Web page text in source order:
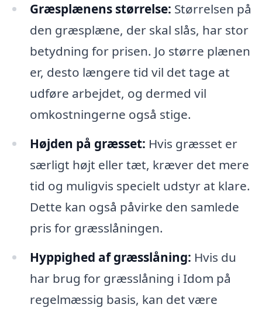
Græsplænens størrelse: Størrelsen på
den græsplæne, der skal slås, har stor
betydning for prisen. Jo større plænen
er, desto længere tid vil det tage at
udføre arbejdet, og dermed vil
omkostningerne også stige.
Højden på græsset: Hvis græsset er
særligt højt eller tæt, kræver det mere
tid og muligvis specielt udstyr at klare.
Dette kan også påvirke den samlede
pris for græsslåningen.
Hyppighed af græsslåning: Hvis du
har brug for græsslåning i Idom på
regelmæssig basis, kan det være